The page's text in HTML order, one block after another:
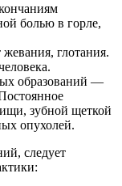
болью в горле,
глотания.
образований —
зубной щеткой
опухолей.
следует